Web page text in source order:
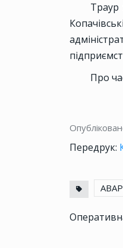
Траур
Про
Передрук: